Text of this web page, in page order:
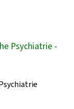
Psychiatrie -